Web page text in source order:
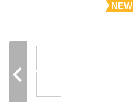
NEW
navigate_before